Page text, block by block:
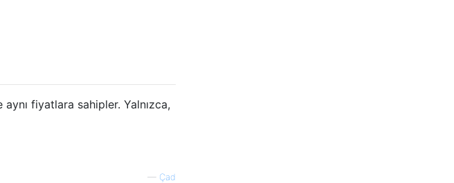
fiyatlara sahipler. Yalnızca,
— Çad